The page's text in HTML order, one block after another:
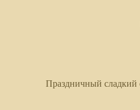
Праздничный сладкий